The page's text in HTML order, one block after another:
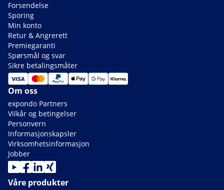
Forsendelse
Sporing
Min konto
Retur & Angrerett
Premiegaranti
Spørsmål og svar
Sikre betalingsmåter
Om oss
expondo Partners
Vilkår og betingelser
Personvern
Informasjonskapsler
Virksomhetsinformasjon
Jobber
Våre produkter